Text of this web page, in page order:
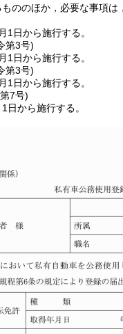
ののほか，必要な事項は
1日から施行する。
第3号)
1日から施行する。
第3号)
1日から施行する。
7号)
日から施行する。